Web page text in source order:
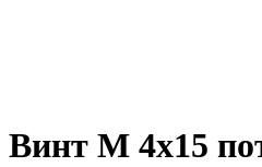
Винт М 4х15